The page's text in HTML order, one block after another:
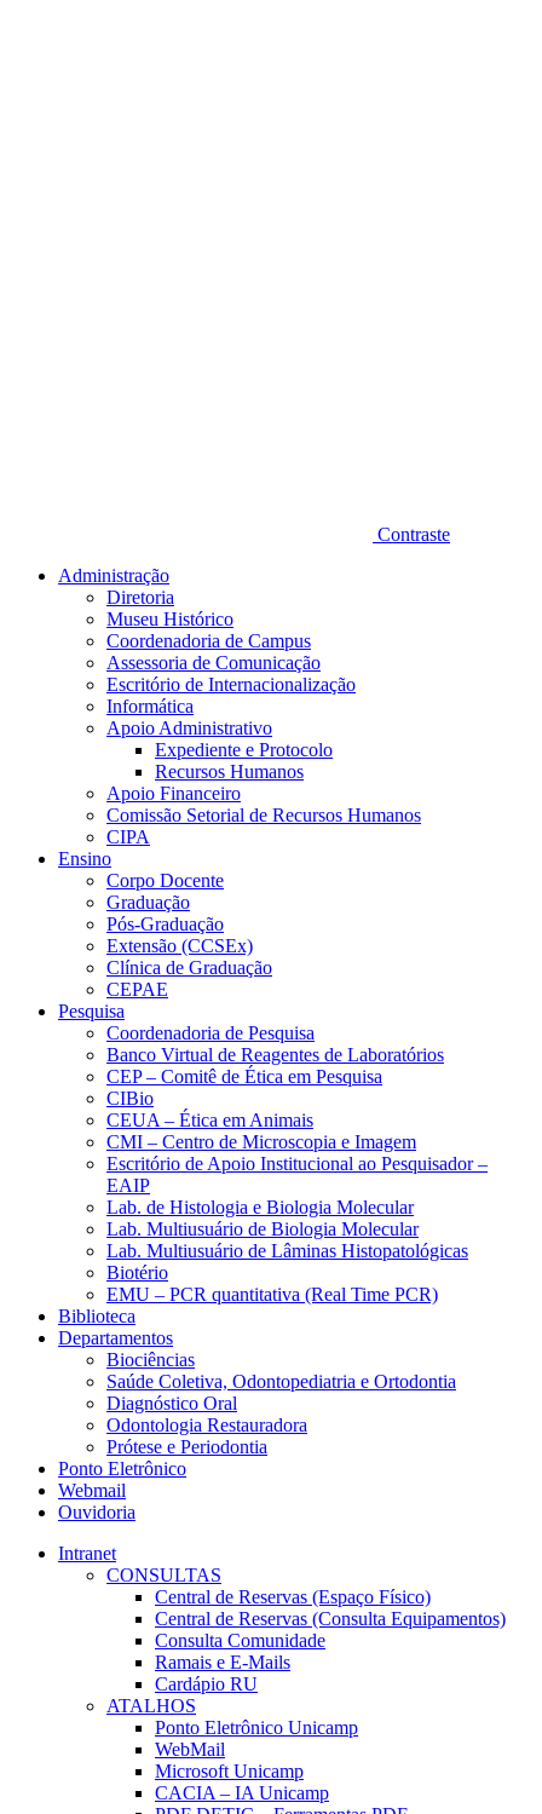
Contraste
Administração
Diretoria
Museu Histórico
Coordenadoria de Campus
Assessoria de Comunicação
Escritório de Internacionalização
Informática
Apoio Administrativo
Expediente e Protocolo
Recursos Humanos
Apoio Financeiro
Comissão Setorial de Recursos Humanos
CIPA
Ensino
Corpo Docente
Graduação
Pós-Graduação
Extensão (CCSEx)
Clínica de Graduação
CEPAE
Pesquisa
Coordenadoria de Pesquisa
Banco Virtual de Reagentes de Laboratórios
CEP – Comitê de Ética em Pesquisa
CIBio
CEUA – Ética em Animais
CMI – Centro de Microscopia e Imagem
Escritório de Apoio Institucional ao Pesquisador –
EAIP
Lab. de Histologia e Biologia Molecular
Lab. Multiusuário de Biologia Molecular
Lab. Multiusuário de Lâminas Histopatológicas
Biotério
EMU – PCR quantitativa (Real Time PCR)
Biblioteca
Departamentos
Biociências
Saúde Coletiva, Odontopediatria e Ortodontia
Diagnóstico Oral
Odontologia Restauradora
Prótese e Periodontia
Ponto Eletrônico
Webmail
Ouvidoria
Intranet
CONSULTAS
Central de Reservas (Espaço Físico)
Central de Reservas (Consulta Equipamentos)
Consulta Comunidade
Ramais e E-Mails
Cardápio RU
ATALHOS
Ponto Eletrônico Unicamp
WebMail
Microsoft Unicamp
CACIA – IA Unicamp